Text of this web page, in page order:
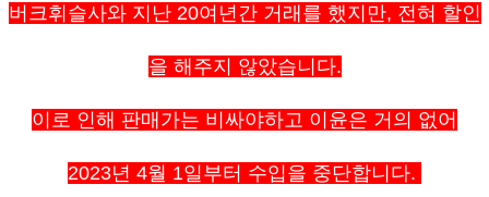
버크휘슬사와 지난 20여년간 거래를 했지만, 전혀 할인
을 해주지 않았습니다.
이로 인해 판매가는 비싸야하고 이윤은 거의 없어
2023년 4월 1일부터 수입을 중단합니다.